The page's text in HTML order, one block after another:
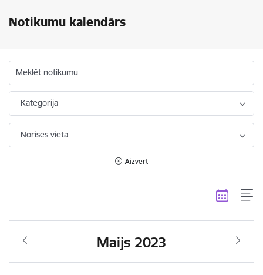
Notikumu kalendārs
Meklēt notikumu
Kategorija
Norises vieta
Aizvērt
Maijs 2023